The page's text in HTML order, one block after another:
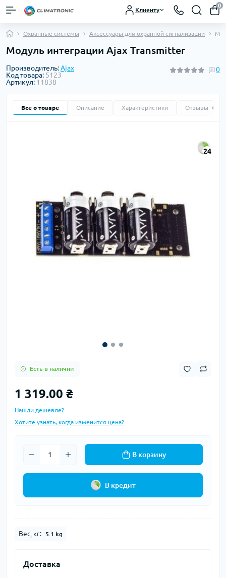
Клиенту
0
Охранные системы Аксессуары для охранной сигнализации
Модуль интеграции Ajax Transmitter
Производитель:Ajax
Код товара: 5123
Артикул: 11838
0
Все о товаре Описание Характеристики Отзывы
24
Есть в наличии
1 319.00 ₴
Нашли дешевле?
Хотите узнать, когда изменится цена?
В корзину
В кредит
Вес, кг: 5.1 kg
Доставка